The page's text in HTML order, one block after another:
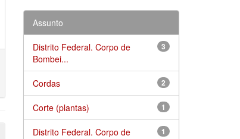
Assunto
3
Distrito Federal. Corpo de
Bombei...
2
Cordas
1
Corte (plantas)
1
Distrito Federal. Corpo de